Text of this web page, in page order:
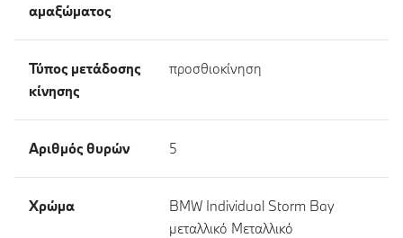
αμαξώματος
Τύπος μετάδοσης
κίνησης
προσθιοκίνηση
Αριθμός θυρών 5
Χρώμα
BMW Individual Storm Bay
μεταλλικό Μεταλλικό